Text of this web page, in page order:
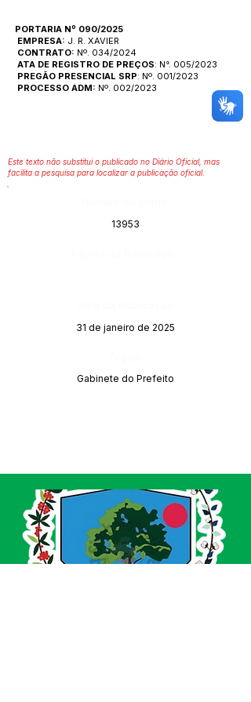
PORTARIA Nº 090/2025
EMPRESA: J. R. XAVIER
CONTRATO: Nº. 034/2024
ATA DE REGISTRO DE PREÇOS: N°. 005/2023
PREGÃO PRESENCIAL SRP: Nº. 001/2023
PROCESSO ADM: Nº. 002/2023
Este texto não substitui o publicado no Diário Oficial, mas
facilita a pesquisa para localizar a publicação oficial.
13953
31 de janeiro de 2025
Gabinete do Prefeito